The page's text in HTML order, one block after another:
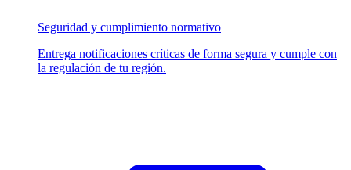
Seguridad y cumplimiento normativo
Entrega notificaciones críticas de forma segura y cumple con
la regulación de tu región.